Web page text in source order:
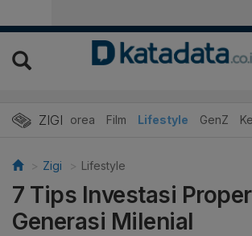
ZIGI
Hits Korea Film Lifestyle GenZ
Zigi Lifestyle
7 Tips Investasi
Generasi Milenial